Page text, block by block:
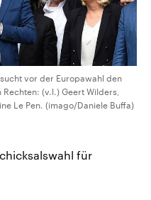
sucht vor der Europawahl den
(v.l.) Geert Wilders,
Le Pen. (imago/Daniele Buffa)
für